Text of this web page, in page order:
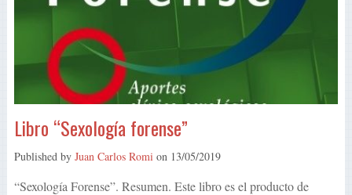
Libro “Sexología forense”
Published by Juan Carlos Romion 13/05/2019
“Sexología Forense”. Resumen. Este libro es el producto de
Adelanto y descarga del libro “Historia del
Cuerpo Médico Forense de Justicia Nacional”
Published byJuan Carlos Romion12/05/2019
Adelanto y descarga del libro completo “Historia del Cuerpo
Médico Forense de Justicia Nacional”, 219 páginas, por el Prof.
Dr. Juan Carlos Romi